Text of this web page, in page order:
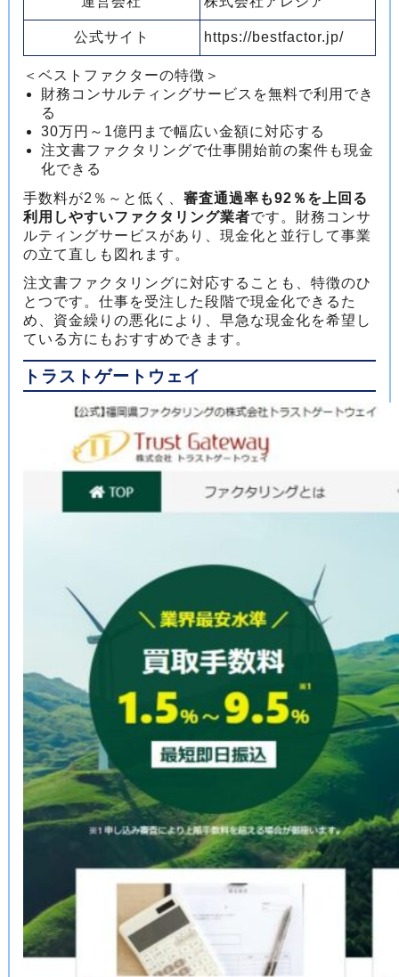
公式サイト https://bestfactor.jp/
＜ベストファクターの特徴＞
財務コンサルティングサービスを無料で利用でき
る
30万円～1億円まで幅広い金額に対応する
注文書ファクタリングで仕事開始前の案件も現金
化できる
手数料が2％～と低く、 審査通過率も92％を上回る
利用しやすいファクタリング業者です。財務コンサ
ルティングサービスがあり、現金化と並行して事業
の立て直しも図れます。
注文書ファクタリングに対応することも、特徴のひ
とつです。仕事を受注した段階で現金化できるた
め、資金繰りの悪化により、早急な現金化を希望し
ている方にもおすすめできます。
トラストゲートウェイ